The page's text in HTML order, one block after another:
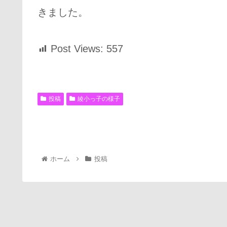
きました。
Post Views: 557
投稿 綾小っ子の様子
ホーム 投稿